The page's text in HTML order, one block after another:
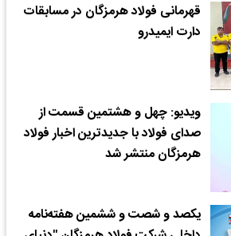
قهرمانی فولاد هرمزگان در مسابقات
دارت ایمیدرو
ویدیو: چهل و هشتمین قسمت از
صدای فولاد با جدیدترین اخبار فولاد
هرمزگان منتشر شد
یکصد و شصت و ششمین هفته‌نامه